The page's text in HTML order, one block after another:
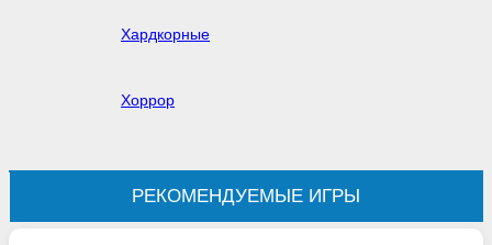
Хардкорные
Хоррор
РЕКОМЕНДУЕМЫЕ ИГРЫ